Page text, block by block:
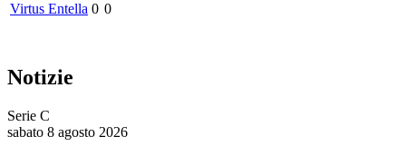
Virtus Entella 0 0
Notizie
Serie C
sabato 8 agosto 2026